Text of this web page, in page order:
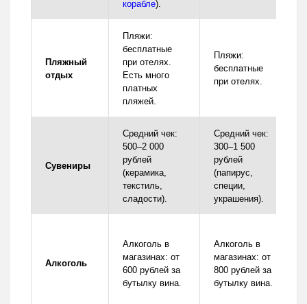
корабле).
Пляжный
отдых
Пляжи:
бесплатные
при отелях.
Есть много
платных
пляжей.
Пляжи:
бесплатные
при отелях.
Сувениры
Средний чек:
500–2 000
рублей
(керамика,
текстиль,
сладости).
Средний чек:
300–1 500
рублей
(папирус,
специи,
украшения).
Алкоголь
Алкоголь в
магазинах: от
600 рублей за
бутылку вина.
Алкоголь в
магазинах: от
800 рублей за
бутылку вина.